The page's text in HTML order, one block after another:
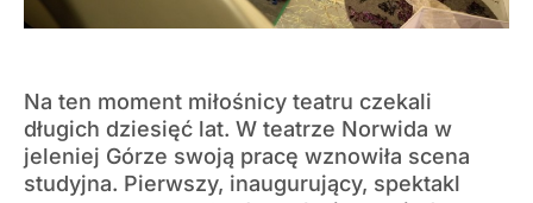
Na ten moment miłośnicy teatru czekali
długich dziesięć lat. W teatrze Norwida w
jeleniej Górze swoją pracę wznowiła scena
studyjna. Pierwszy, inaugurujący, spektakl